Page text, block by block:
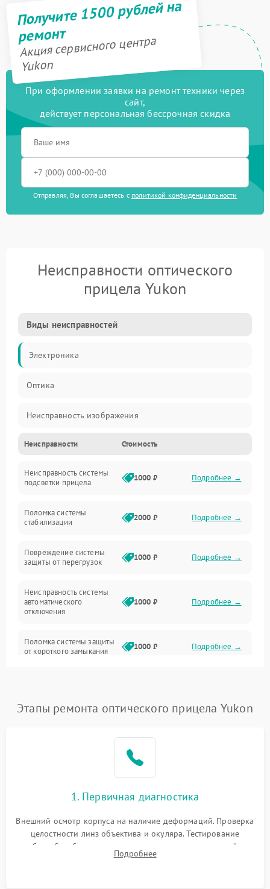
Получите 1500 рублей на
ремонт
Акция сервисного центра
Yukon
При оформлении заявки на ремонт техники через
сайт,
действует персональная бессрочная скидка
Отправляя, Вы соглашаетесь с политикой конфиденциальности
Неисправности оптического
прицела Yukon
Виды неисправностей
Электроника
Оптика
Неисправность изображения
Механические повреждения
Неисправность фокусировки и оптики
Электропитание
Механика
Корпус/Герметичность
Неисправности Стоимость
Неисправность системы
подсветки прицела
1000 ₽ Подробнее →
Поломка системы
стабилизации
2000 ₽ Подробнее →
Повреждение системы
защиты от перегрузок
1000 ₽ Подробнее →
Неисправность системы
автоматического
отключения
1000 ₽ Подробнее →
Поломка системы защиты
от короткого замыкания
1000 ₽ Подробнее →
1000 ₽
защиты от перегрева
Поломка системы защиты
1000 ₽
Этапы ремонта оптического прицела Yukon
1. Первичная диагностика
Внешний осмотр корпуса на наличие деформаций. Проверка
целостности линз объектива и окуляра. Тестирование
работы барабанчиков ввода поправок, кольца отстройки
параллакса и зума. Выявление сколов, внутренних
Подробнее